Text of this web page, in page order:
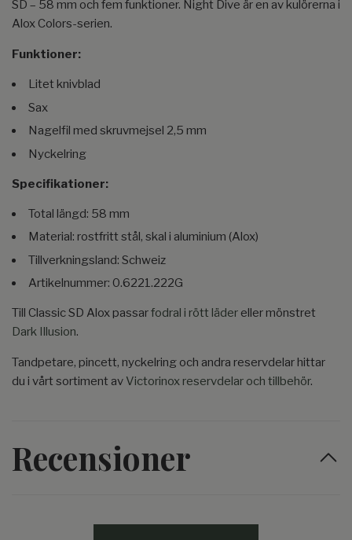
SD – 58 mm och fem funktioner. Night Dive är en av kulörerna i
Alox Colors-serien.
Funktioner:
Litet knivblad
Sax
Nagelfil med skruvmejsel 2,5 mm
Nyckelring
Specifikationer:
Total längd: 58 mm
Material: rostfritt stål, skal i aluminium (Alox)
Tillverkningsland: Schweiz
Artikelnummer: 0.6221.222G
Till Classic SD Alox passarfodral i rött läder eller mönstret
Dark Illusion.
Tandpetare, pincett, nyckelring och andra reservdelar hittar
du i vårt sortiment av Victorinox reservdelar och tillbehör.
Recensioner